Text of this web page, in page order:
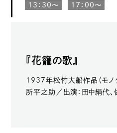
13：30〜 17：00〜
『花籠の歌』
1937年松竹大船作品（モノ
所平之助／出演：田中絹代